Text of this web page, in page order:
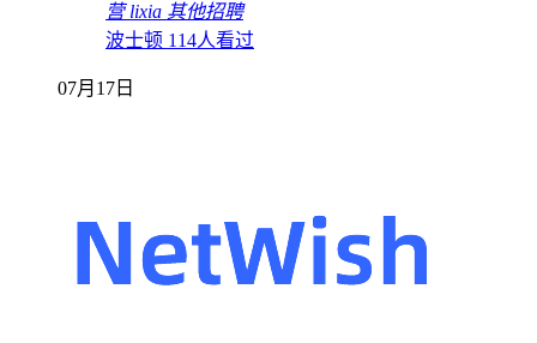
营 lixia 其他招聘
波士顿 114人看过
07月17日